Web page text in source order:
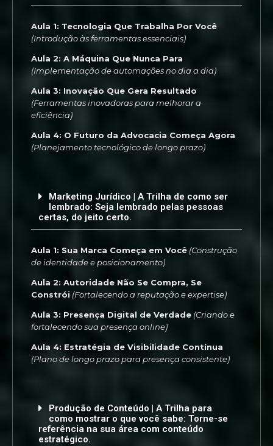
Aula 1: Tecnologia Que Trabalha Por Você
(Introdução às ferramentas essenciais)
Aula 2: A Máquina Que Nunca Para
(Implementação de automações no dia a dia)
Aula 3: Inovação Que Gera Resultado
(Ferramentas inovadoras para melhorar a
eficiência)
Aula 4: O Futuro da Advocacia Começa Agora
(Planejamento tecnológico de longo prazo)
Marketing Jurídico | A Trilha de como ser
lembrado: Seja lembrado pelas pessoas
certas, do jeito certo.
Aula 1: Sua Marca Começa em Você (Construção
de identidade e posicionamento)
Aula 2: Autoridade Não Se Compra, Se
Constrói (Fortalecendo a reputação e expertise)
Aula 3: Presença Digital de Verdade (Criando e
fortalecendo sua presença online)
Aula 4: Estratégia de Visibilidade Contínua
(Plano de longo prazo para presença consistente)
Produção de Conteúdo | A Trilha para
como mostrar o que você sabe: Torne-se
referência na sua área com conteúdo
estratégico.